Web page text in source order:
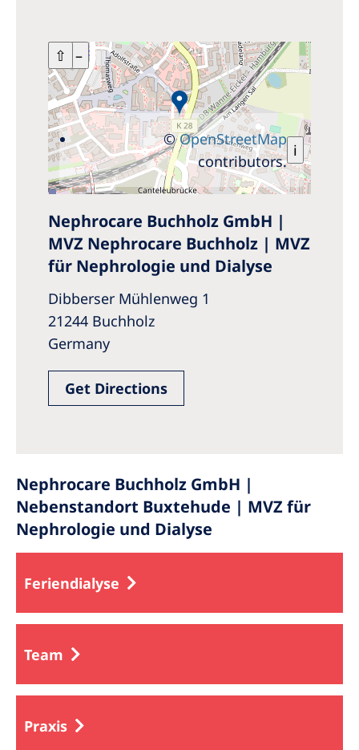
+ –
⇧
i
©OpenStreetMap
contributors.
Nephrocare Buchholz GmbH |
MVZ Nephrocare Buchholz | MVZ
für Nephrologie und Dialyse
Dibberser Mühlenweg 1
21244 Buchholz
Germany
Get Directions
Nephrocare Buchholz GmbH |
Nebenstandort Buxtehude | MVZ für
Nephrologie und Dialyse
Feriendialyse
Team
Praxis